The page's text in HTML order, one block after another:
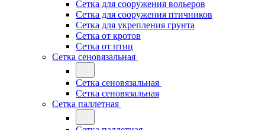
Сетка для сооружения вольеров
Сетка для сооружения птичников
Сетка для укрепления грунта
Сетка от кротов
Сетка от птиц
Сетка сеновязальная
Сетка сеновязальная
Сетка сеновязальная
Сетка паллетная